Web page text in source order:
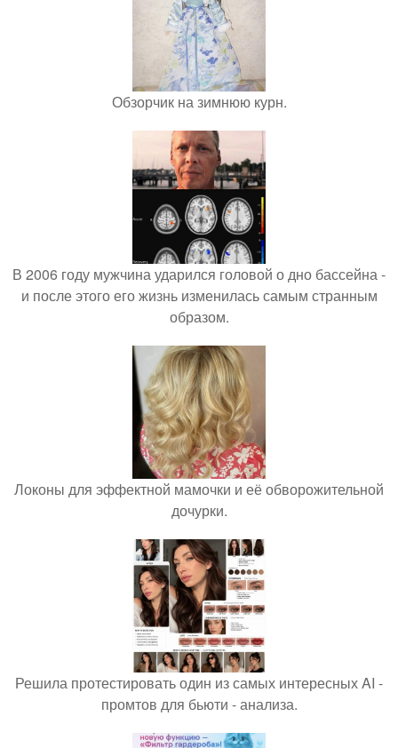
Обзорчик на зимнюю курн.
В 2006 году мужчина ударился головой о дно бассейна -
и после этого его жизнь изменилась самым странным
образом.
Локоны для эффектной мамочки и её обворожительной
дочурки.
Решила протестировать один из самых интересных AI -
промтов для бьюти - анализа.